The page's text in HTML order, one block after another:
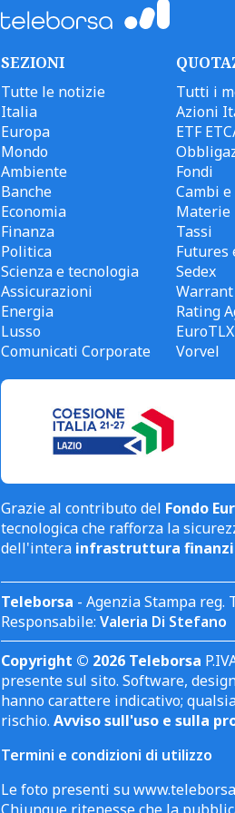
SEZIONI
Tutte le notizie
Italia
Europa
Mondo
Ambiente
Banche
Economia
Finanza
Politica
Scienza e tecnologia
Assicurazioni
Energia
Lusso
Comunicati Corporate
Tutti i
Azioni
ETF
Fondi
Cambi
Materie
Tassi
Futures
Sedex
Warrant
Rating
EuroTLX
Vorvel
Grazie al contributo del Fondo
tecnologica che rafforza la
dell'intera infrastruttura
Teleborsa - Agenzia Stampa
Responsabile: Valeria Di Stefano
Copyright © 2026 Teleborsa
presente sul sito. Software,
hanno carattere indicativo;
rischio. Avviso sull'uso e sulla
Termini e condizioni di utilizzo
Le foto presenti su